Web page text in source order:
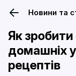
Новини та
Як
домашніх
рецептів